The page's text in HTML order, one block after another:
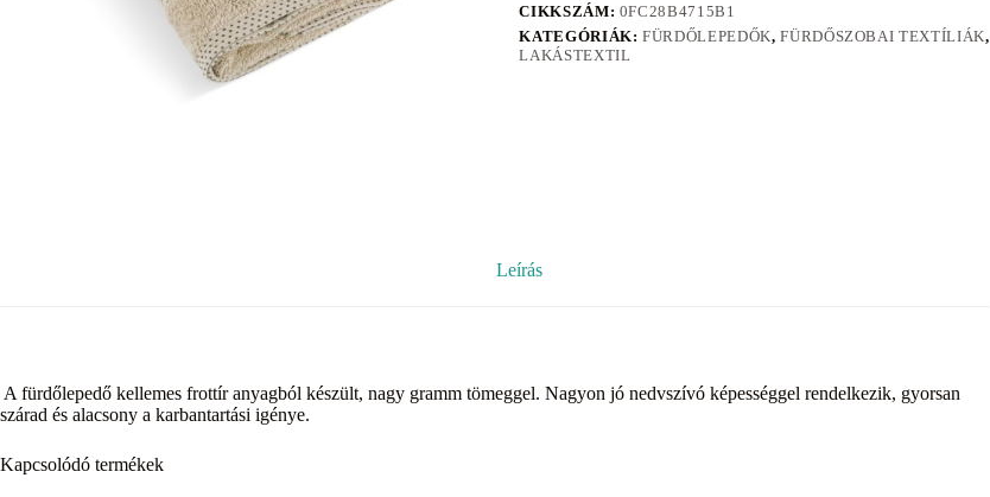
CIKKSZÁM: 0FC28B4715B1
KATEGÓRIÁK:FÜRDŐLEPEDŐK,FÜRDŐSZOBAI TEXTÍLIÁK,
LAKÁSTEXTIL
Leírás
A fürdőlepedő kellemes frottír anyagból készült, nagy gramm tömeggel. Nagyon jó nedvszívó képességgel rendelkezik, gyorsan
szárad és alacsony a karbantartási igénye.
Kapcsolódó termékek